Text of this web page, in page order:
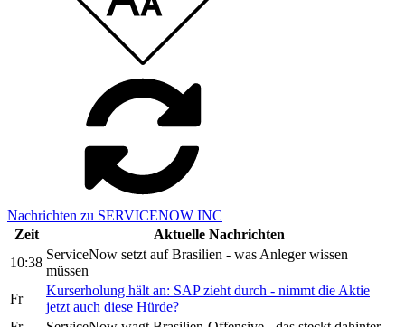
Nachrichten zu SERVICENOW INC
Zeit
Aktuelle Nachrichten
10:38
ServiceNow setzt auf Brasilien - was Anleger wissen
müssen
Fr
Kurserholung hält an: SAP zieht durch - nimmt die Aktie
jetzt auch diese Hürde?